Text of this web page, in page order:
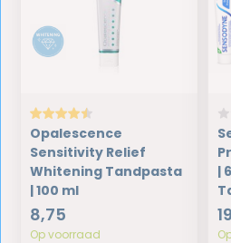
Opalescence
Sensitivity Relief
Whitening Tandpasta
| 100 ml
8,75
Op voorraad
|